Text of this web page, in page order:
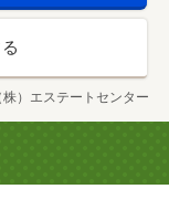
）エステートセンター